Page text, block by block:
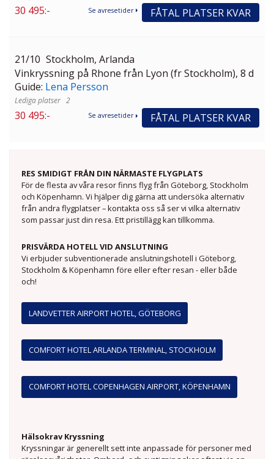
30 495:- FÅTAL PLATSER KVAR
Se avresetider
21/10 Stockholm, Arlanda
Vinkryssning på Rhone från Lyon (fr Stockholm), 8 d
Guide: Lena Persson
2
30 495:- FÅTAL PLATSER KVAR
Se avresetider
RES SMIDIGT FRÅN DIN NÄRMASTE FLYGPLATS
För de flesta av våra resor finns flyg från Göteborg, Stockholm
och Köpenhamn. Vi hjälper dig gärna att undersöka alternativ
från andra flygplatser – kontakta oss så ser vi vilka alternativ
som passar just din resa. Ett pristillägg kan tillkomma.
PRISVÄRDA HOTELL VID ANSLUTNING
Vi erbjuder subventionerade anslutningshotell i Göteborg,
Stockholm & Köpenhamn före eller efter resan - eller både
och!
LANDVETTER AIRPORT HOTEL, GÖTEBORG
COMFORT HOTEL ARLANDA TERMINAL, STOCKHOLM
COMFORT HOTEL COPENHAGEN AIRPORT, KÖPENHAMN
Hälsokrav Kryssning
Kryssningar är generellt sett inte anpassade för personer med